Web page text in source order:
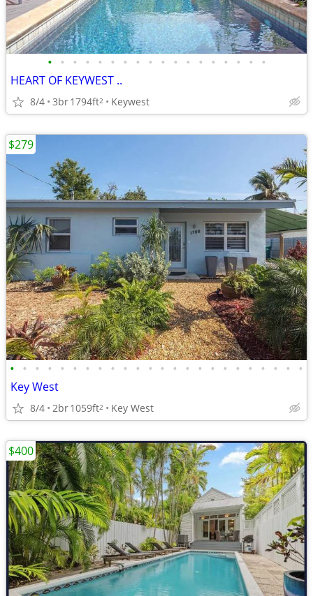
• • • • • • • • • • • • • • • • • •
HEART OF KEYWEST ..
8/4 3br1794ft2 Keywest
• • • • • • • • • • • • • • • • • • • • • • • •
Key West
8/4 2br1059ft2 Key West
$279
$400